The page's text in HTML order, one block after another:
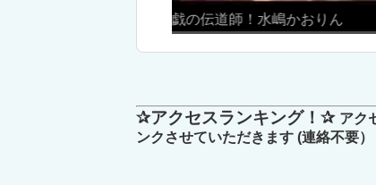
【ぽこ×たて】絶対に
✰アクセスランキング！✰ アク
ンクさせていただきます (連絡不要）